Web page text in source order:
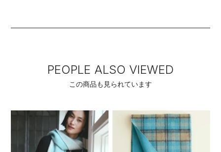
PEOPLE ALSO VIEWED
この商品も見られています